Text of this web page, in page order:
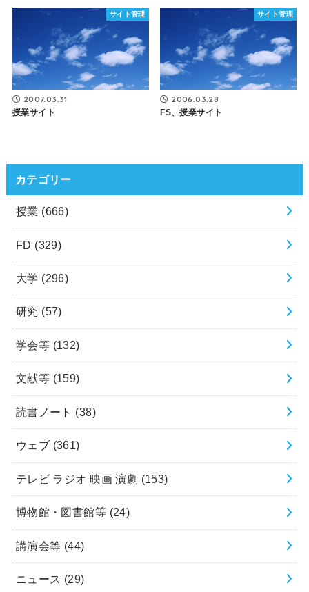
サイト管理
2007.03.31
授業サイト
サイト管理
2006.03.28
FS、授業サイト
カテゴリー
授業 (666)
FD (329)
大学 (296)
研究 (57)
学会等 (132)
文献等 (159)
読書ノート (38)
ウェブ (361)
テレビ ラジオ 映画 演劇 (153)
博物館・図書館等 (24)
講演会等 (44)
ニュース (29)